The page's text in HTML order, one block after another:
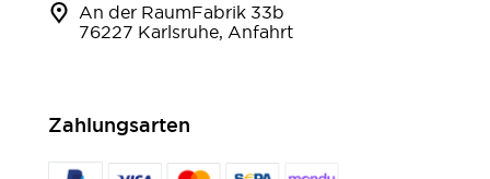
An der RaumFabrik 33b
76227 Karlsruhe, Anfahrt
Zahlungsarten